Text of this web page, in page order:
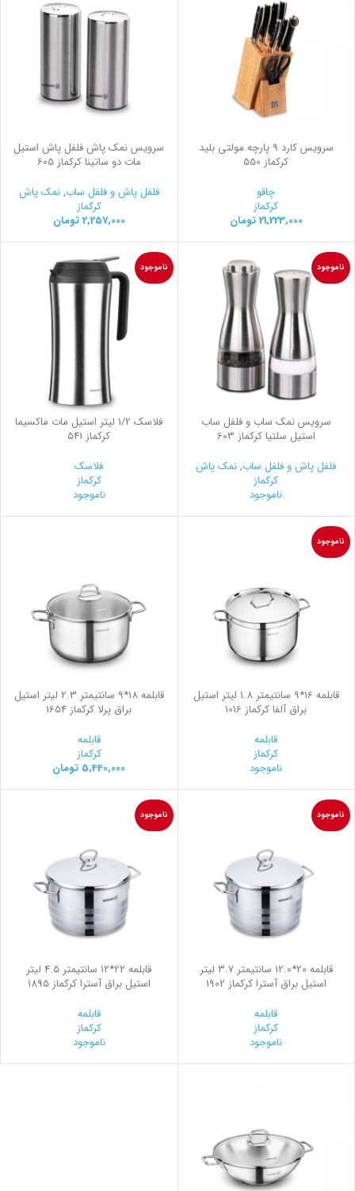
سرویس کارد 9 پارچه مولتی بلید
کرکماز 550
چاقو
کرکماز
21,223,000 تومان
سرویس نمک پاش فلفل پاش استیل
مات دو ساتینا کرکماز 605
فلفل پاش و فلفل ساب,نمک پاش
کرکماز
2,257,000 تومان
ناموجود
سرویس نمک ساب و فلفل ساب
استیل سلتیا کرکماز 603
فلفل پاش و فلفل ساب,نمک پاش
کرکماز
ناموجود
ناموجود
فلاسك 1/2 ليتر استيل مات ماكسيما
کرکماز 541
فلاسک
کرکماز
ناموجود
ناموجود
قابلمه 16*9 سانتیمتر 1.8 لیتر استیل
براق آلفا کرکماز 1016
قابلمه
کرکماز
ناموجود
قابلمه 18*9 سانتیمتر 2.3 لیتر استیل
براق پرلا کرکماز 1654
قابلمه
کرکماز
5,440,000 تومان
ناموجود
قابلمه 20*12.0 سانتیمتر 3.7 لیتر
استیل براق آسترا کرکماز 1902
قابلمه
کرکماز
ناموجود
ناموجود
قابلمه 22*12 سانتیمتر 4.5 لیتر
استیل براق آسترا کرکماز 1895
قابلمه
کرکماز
ناموجود